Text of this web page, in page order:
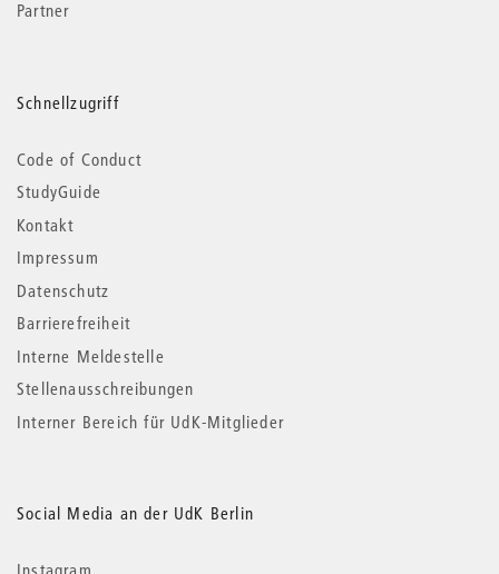
Partner
Schnellzugriff
Code of Conduct
StudyGuide
Kontakt
Impressum
Datenschutz
Barrierefreiheit
Interne Meldestelle
Stellenausschreibungen
Interner Bereich für UdK-Mitglieder
Social Media an der UdK Berlin